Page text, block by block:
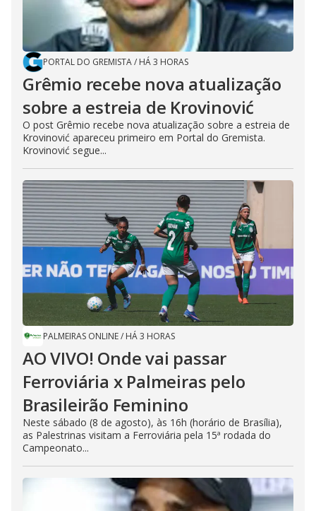
PORTAL DO GREMISTA/ HÁ 3 HORAS
Grêmio recebe nova atualização
sobre a estreia de Krovinović
O post Grêmio recebe nova atualização sobre a estreia de
Krovinović apareceu primeiro em Portal do Gremista.
Krovinović segue...
PALMEIRAS ONLINE/ HÁ 3 HORAS
AO VIVO! Onde vai passar
Ferroviária x Palmeiras pelo
Brasileirão Feminino
Neste sábado (8 de agosto), às 16h (horário de Brasília),
as Palestrinas visitam a Ferroviária pela 15ª rodada do
Campeonato...